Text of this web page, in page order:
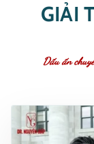
GIẢI
Dấu ấn